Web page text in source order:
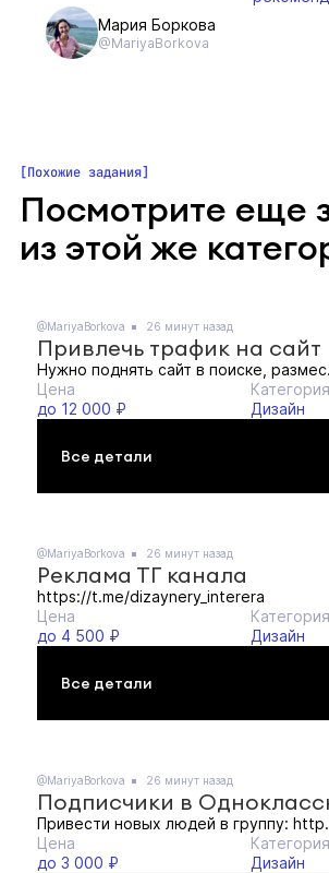
Мария Боркова
@MariyaBorkova
Похожие задания
Посмотрите еще
из этой же
@MariyaBorkova 26 минут назад
Привлечь трафик на сайт
Нужно поднять сайт в поиске,
Цена
до 12 000 ₽
Категория
Дизайн
Все детали
@MariyaBorkova 26 минут назад
Реклама ТГ канала
https://t.me/dizaynery_interera
Цена
до 4 500 ₽
Категория
Дизайн
Все детали
@MariyaBorkova 26 минут назад
Подписчики в
Привести новых людей в группу:
Цена
до 3 000 ₽
Категория
Дизайн